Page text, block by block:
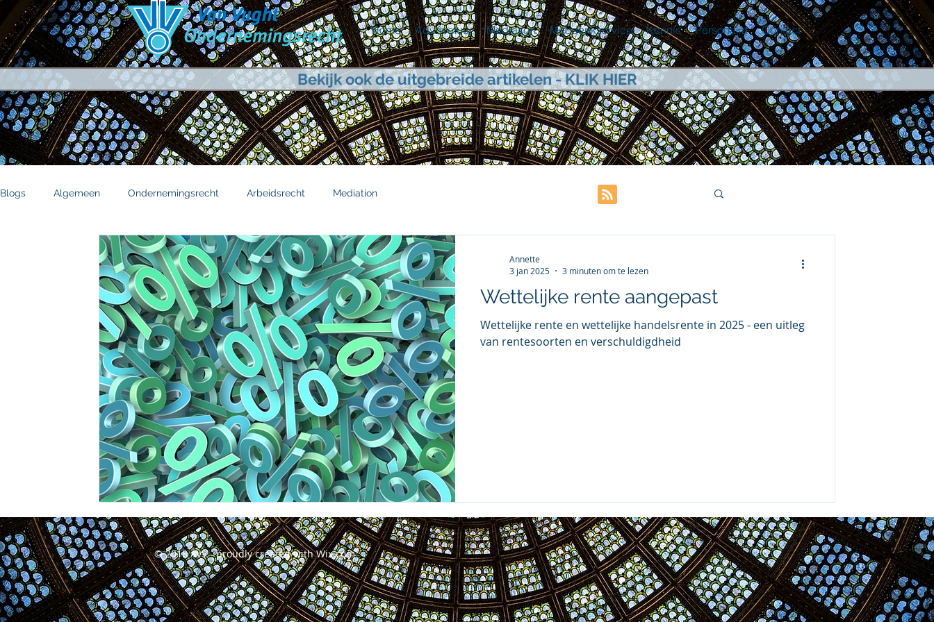
Home Advocatuur Mediation Meedenkservice Kennis Personalia Contact
Bekijk ook de uitgebreide artikelen - KLIK HIER
Blogs Algemeen Ondernemingsrecht Arbeidsrecht Mediation
Wettelijke rente aangepast
Wettelijke rente en wettelijke handelsrente in 2025 - een uitleg
van rentesoorten en verschuldigdheid
Annette
3 jan 2025
3 minuten om te lezen
© 2018 AvV - proudly created withWix.com